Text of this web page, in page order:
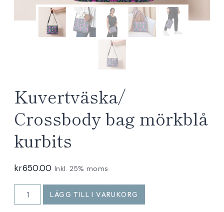
Kuvertväska/
Crossbody bag mörkblå
kurbits
kr650.00 Inkl. 25% moms
Kuvertväska/
Crossbody
LÄGG TILL I VARUKORG